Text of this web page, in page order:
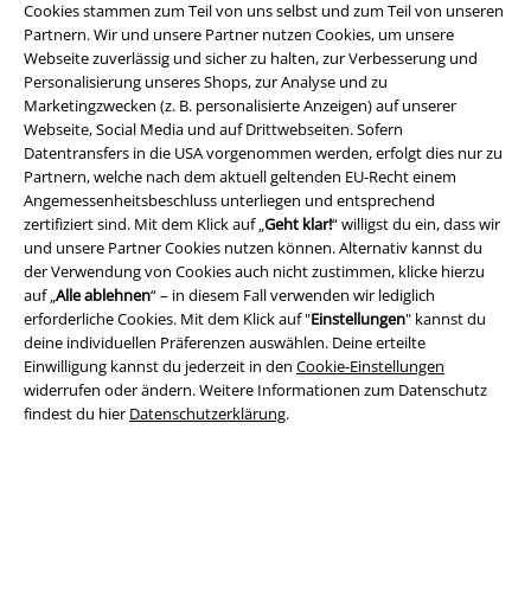
Cookies stammen zum Teil von uns selbst und zum Teil von unseren
Partnern. Wir und unsere Partner nutzen Cookies, um unsere
Webseite zuverlässig und sicher zu halten, zur Verbesserung und
Personalisierung unseres Shops, zur Analyse und zu
Marketingzwecken (z. B. personalisierte Anzeigen) auf unserer
Webseite, Social Media und auf Drittwebseiten. Sofern
Datentransfers in die USA vorgenommen werden, erfolgt dies nur zu
Partnern, welche nach dem aktuell geltenden EU-Recht einem
Angemessenheitsbeschluss unterliegen und entsprechend
zertifiziert sind. Mit dem Klick auf „Geht klar!“ willigst du ein, dass wir
und unsere Partner Cookies nutzen können. Alternativ kannst du
der Verwendung von Cookies auch nicht zustimmen, klicke hierzu
auf „Alle ablehnen“ – in diesem Fall verwenden wir lediglich
erforderliche Cookies. Mit dem Klick auf "Einstellungen" kannst du
deine individuellen Präferenzen auswählen. Deine erteilte
Einwilligung kannst du jederzeit in den Cookie-Einstellungen
widerrufen oder ändern. Weitere Informationen zum Datenschutz
findest du hier Datenschutzerklärung.
Rechtliches
AGB
Impressum
Datenschutz